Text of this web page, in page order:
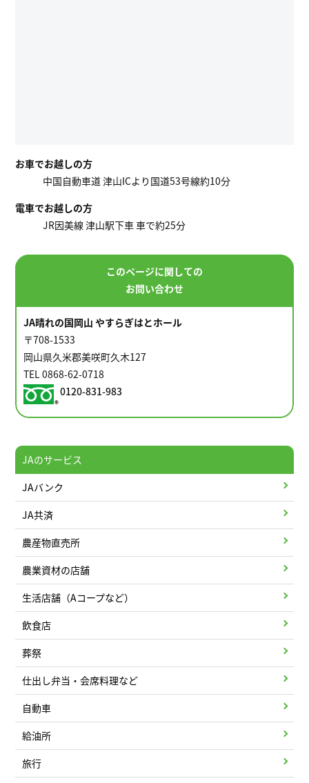
お車でお越しの方
中国自動車道 津山ICより国道53号線約10分
電車でお越しの方
JR因美線 津山駅下車 車で約25分
このページに関しての
お問い合わせ
JA晴れの国岡山 やすらぎはとホール
〒708-1533
岡山県久米郡美咲町久木127
TEL 0868-62-0718
0120-831-983
JAのサービス
JAバンク
JA共済
農産物直売所
農業資材の店舗
生活店舗（Aコープなど）
飲食店
葬祭
仕出し弁当・会席料理など
自動車
給油所
旅行